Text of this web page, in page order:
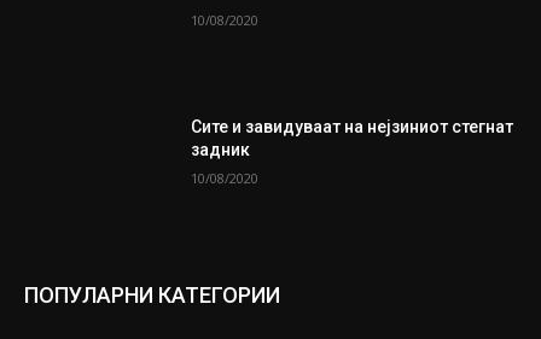
10/08/2020
Сите и завидуваат на нејзиниот стегнат
задник
10/08/2020
ПОПУЛАРНИ КАТЕГОРИИ